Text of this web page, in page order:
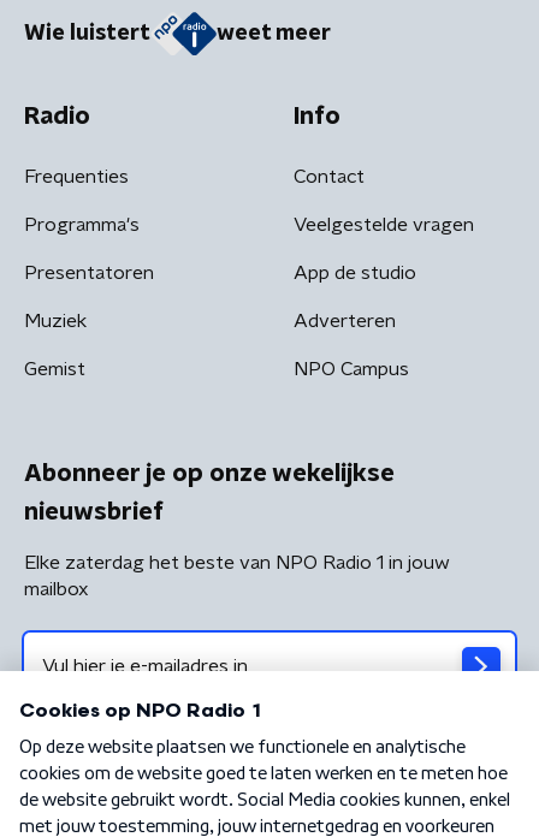
Wie luistert weet meer
Radio
Frequenties
Programma's
Presentatoren
Muziek
Gemist
Info
Contact
Veelgestelde vragen
App de studio
Adverteren
NPO Campus
Abonneer je op onze wekelijkse
nieuwsbrief
Elke zaterdag het beste van NPO Radio 1 in jouw
mailbox
Algemene voorwaarden Privacybeleid